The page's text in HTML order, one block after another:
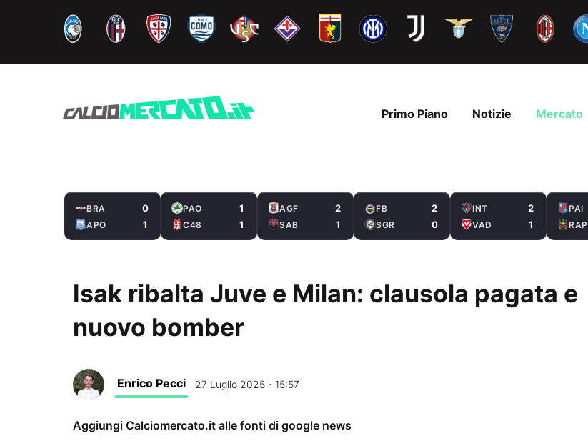
contenuto
Primo Piano Notizie Mercato
BRA 0
APO 1
PAO 1
C48 1
AGF 2
SAB 1
FB 2
SGR 0
INT 2
VAD 1
PAI
RAP
Isak ribalta Juve e Milan: clausola pagata e
nuovo bomber
Enrico Pecci 27 Luglio 2025 - 15:57
Aggiungi Calciomercato.it alle fonti di google news